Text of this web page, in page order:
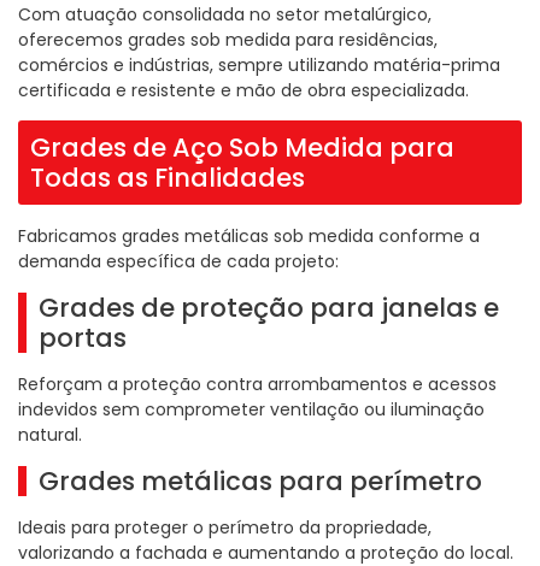
Com atuação consolidada no setor metalúrgico,
oferecemos grades sob medida para residências,
comércios e indústrias, sempre utilizando matéria-prima
certificada e resistente e mão de obra especializada.
Grades de Aço Sob Medida para
Todas as Finalidades
Fabricamos grades metálicas sob medida conforme a
demanda específica de cada projeto:
Grades de proteção para janelas e
portas
Reforçam a proteção contra arrombamentos e acessos
indevidos sem comprometer ventilação ou iluminação
natural.
Grades metálicas para perímetro
Ideais para proteger o perímetro da propriedade,
valorizando a fachada e aumentando a proteção do local.